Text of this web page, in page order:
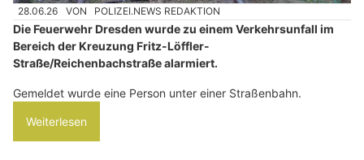
28.06.26 VON POLIZEI.NEWS REDAKTION
Die Feuerwehr Dresden wurde zu einem Verkehrsunfall im
Bereich der Kreuzung Fritz-Löffler-
Straße/Reichenbachstraße alarmiert.
Gemeldet wurde eine Person unter einer Straßenbahn.
Weiterlesen